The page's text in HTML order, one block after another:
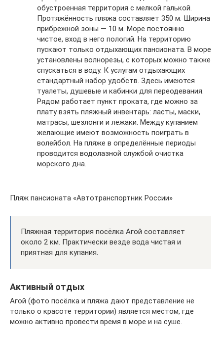
обустроенная территория с мелкой галькой.
Протяжённость пляжа составляет 350 м. Ширина
прибрежной зоны — 10 м. Море постоянно
чистое, вход в него пологий. На территорию
пускают только отдыхающих пансионата. В море
установлены волнорезы, с которых можно также
спускаться в воду. К услугам отдыхающих
стандартный набор удобств. Здесь имеются
туалеты, душевые и кабинки для переодевания.
Рядом работает пункт проката, где можно за
плату взять пляжный инвентарь: ласты, маски,
матрасы, шезлонги и лежаки. Между купанием
желающие имеют возможность поиграть в
волейбол. На пляже в определённые периоды
проводится водолазной службой очистка
морского дна.
Пляж пансионата «Автотранспортник России»
Пляжная территория посёлка Агой составляет
около 2 км. Практически везде вода чистая и
приятная для купания.
Активный отдых
Агой (фото посёлка и пляжа дают представление не
только о красоте территории) является местом, где
можно активно провести время в море и на суше.